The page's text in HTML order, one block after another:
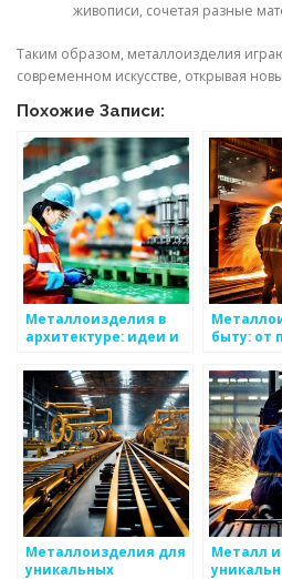
живописи, сочетая разные
Таким образом, металлоизделия
современном искусстве, открывая
Похожие Записи:
Металлоизделия в
архитектуре: идеи и
быту: от
Металлоизделия для
уникальных
Металл и